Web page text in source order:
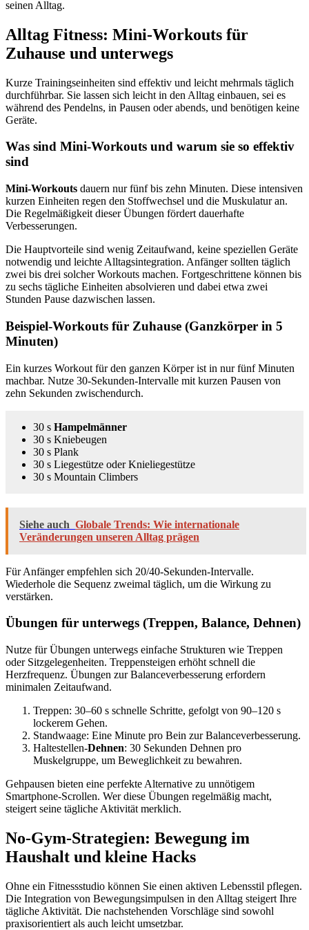
seinen Alltag.
Alltag Fitness: Mini-Workouts für
Zuhause und unterwegs
Kurze Trainingseinheiten sind effektiv und leicht mehrmals täglich
durchführbar. Sie lassen sich leicht in den Alltag einbauen, sei es
während des Pendelns, in Pausen oder abends, und benötigen keine
Geräte.
Was sind Mini-Workouts und warum sie so effektiv
sind
Mini-Workouts dauern nur fünf bis zehn Minuten. Diese intensiven
kurzen Einheiten regen den Stoffwechsel und die Muskulatur an.
Die Regelmäßigkeit dieser Übungen fördert dauerhafte
Verbesserungen.
Die Hauptvorteile sind wenig Zeitaufwand, keine speziellen Geräte
notwendig und leichte Alltagsintegration. Anfänger sollten täglich
zwei bis drei solcher Workouts machen. Fortgeschrittene können bis
zu sechs tägliche Einheiten absolvieren und dabei etwa zwei
Stunden Pause dazwischen lassen.
Beispiel-Workouts für Zuhause (Ganzkörper in 5
Minuten)
Ein kurzes Workout für den ganzen Körper ist in nur fünf Minuten
machbar. Nutze 30-Sekunden-Intervalle mit kurzen Pausen von
zehn Sekunden zwischendurch.
30 s Hampelmänner
30 s Kniebeugen
30 s Plank
30 s Liegestütze oder Knieliegestütze
30 s Mountain Climbers
Siehe auch Globale Trends: Wie internationale
Veränderungen unseren Alltag prägen
Für Anfänger empfehlen sich 20/40-Sekunden-Intervalle.
Wiederhole die Sequenz zweimal täglich, um die Wirkung zu
verstärken.
Übungen für unterwegs (Treppen, Balance, Dehnen)
Nutze für Übungen unterwegs einfache Strukturen wie Treppen
oder Sitzgelegenheiten. Treppensteigen erhöht schnell die
Herzfrequenz. Übungen zur Balanceverbesserung erfordern
minimalen Zeitaufwand.
Treppen: 30–60 s schnelle Schritte, gefolgt von 90–120 s
lockerem Gehen.
Standwaage: Eine Minute pro Bein zur Balanceverbesserung.
Haltestellen-Dehnen: 30 Sekunden Dehnen pro
Muskelgruppe, um Beweglichkeit zu bewahren.
Gehpausen bieten eine perfekte Alternative zu unnötigem
Smartphone-Scrollen. Wer diese Übungen regelmäßig macht,
steigert seine tägliche Aktivität merklich.
No-Gym-Strategien: Bewegung im
Haushalt und kleine Hacks
Ohne ein Fitnessstudio können Sie einen aktiven Lebensstil pflegen.
Die Integration von Bewegungsimpulsen in den Alltag steigert Ihre
tägliche Aktivität. Die nachstehenden Vorschläge sind sowohl
praxisorientiert als auch leicht umsetzbar.